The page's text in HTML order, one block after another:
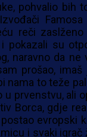
pohvalio bih
reči
pokazali su
naravno da ne
prošao, imaš
nama to teže
prvenstvu, ali
Borca, gdje
evropski
i svaki igrač